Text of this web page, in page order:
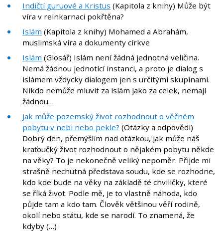
Indičtí guruové a Kristus (Kapitola z knihy) Může být
víra v reinkarnaci pokřtěna?
Islám (Kapitola z knihy) Mohamed a Abrahám,
muslimská víra a dokumenty církve
Islám (Glosář) Islám není žádná jednotná veličina.
Nemá žádnou jednotící instanci, a proto je dialog s
islámem vždycky dialogem jen s určitými skupinami.
Nikdo nemůže mluvit za islám jako za celek, nemají
žádnou…
Jak může pozemský život rozhodnout o věčném
pobytu v nebi nebo pekle? (Otázky a odpovědi)
Dobrý den, přemýšlím nad otázkou, jak může náš
kraťoučký život rozhodnout o nějakém pobytu někde
na věky? To je nekonečně veliký nepoměr. Přijde mi
strašně nechutná představa soudu, kde se rozhodne,
kdo kde bude na věky na základě té chviličky, které
se říká život. Podle mě, je to vlastně náhoda, kdo
půjde tam a kdo tam. Člověk většinou věří rodině,
okolí nebo státu, kde se narodí. To znamená, že
kdyby (…)